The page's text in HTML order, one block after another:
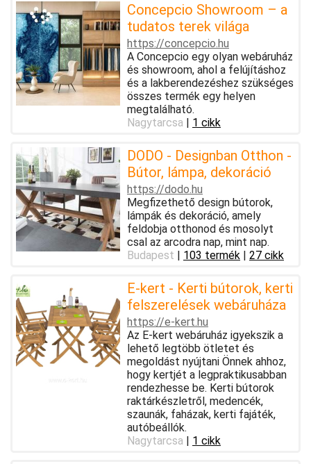
Concepcio Showroom – a
tudatos terek világa
https://concepcio.hu
A Concepcio egy olyan webáruház
és showroom, ahol a felújításhoz
és a lakberendezéshez szükséges
összes termék egy helyen
megtalálható.
Nagytarcsa | 1 cikk
DODO - Designban Otthon -
Bútor, lámpa, dekoráció
https://dodo.hu
Megfizethető design bútorok,
lámpák és dekoráció, amely
feldobja otthonod és mosolyt
csal az arcodra nap, mint nap.
Budapest | 103 termék | 27 cikk
E-kert - Kerti bútorok, kerti
felszerelések webáruháza
https://e-kert.hu
Az E-kert webáruház igyekszik a
lehető legtöbb ötletet és
megoldást nyújtani Önnek ahhoz,
hogy kertjét a legpraktikusabban
rendezhesse be. Kerti bútorok
raktárkészletről, medencék,
szaunák, faházak, kerti fajáték,
autóbeállók.
Nagytarcsa | 1 cikk